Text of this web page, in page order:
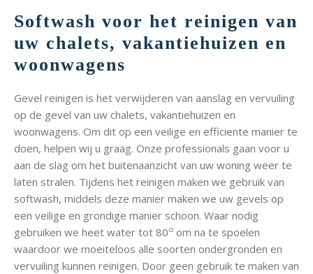
Softwash voor het reinigen van
uw chalets, vakantiehuizen en
woonwagens
Gevel reinigen is het verwijderen van aanslag en vervuiling
op de gevel van uw chalets, vakantiehuizen en
woonwagens. Om dit op een veilige en efficiente manier te
doen, helpen wij u graag. Onze professionals gaan voor u
aan de slag om het buitenaanzicht van uw woning weer te
laten stralen. Tijdens het reinigen maken we gebruik van
softwash, middels deze manier maken we uw gevels op
een veilige en grondige manier schoon. Waar nodig
gebruiken we heet water tot 80o om na te spoelen
waardoor we moeiteloos alle soorten ondergronden en
vervuiling kunnen reinigen. Door geen gebruik te maken van